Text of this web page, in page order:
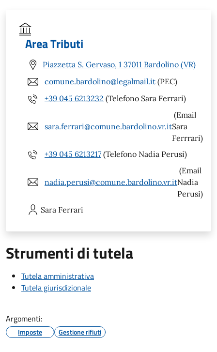
Area Tributi
Piazzetta S. Gervaso, 1 37011 Bardolino (VR)
comune.bardolino@legalmail.it (PEC)
+39 045 6213232 (Telefono Sara Ferrari)
sara.ferrari@comune.bardolino.vr.it
(Email
Sara
Ferrrari)
+39 045 6213217 (Telefono Nadia Perusi)
nadia.perusi@comune.bardolino.vr.it
(Email
Nadia
Perusi)
Sara Ferrari
Strumenti di tutela
Tutela amministrativa
Tutela giurisdizionale
Argomenti:
Imposte Gestione rifiuti